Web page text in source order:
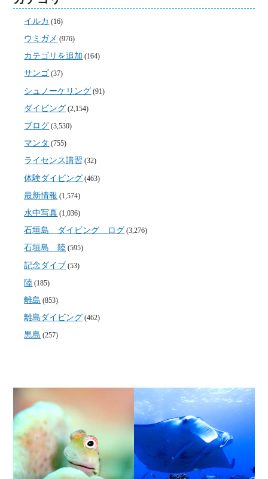
イルカ (16)
ウミガメ (976)
カテゴリを追加 (164)
サンゴ (37)
シュノーケリング (91)
ダイビング (2,154)
ブログ (3,530)
マンタ (755)
ライセンス講習 (32)
体験ダイビング (463)
最新情報 (1,574)
水中写真 (1,036)
石垣島 ダイビング ログ (3,276)
石垣島 陸 (595)
記念ダイブ (53)
陸 (185)
離島 (853)
離島ダイビング (462)
黒島 (257)